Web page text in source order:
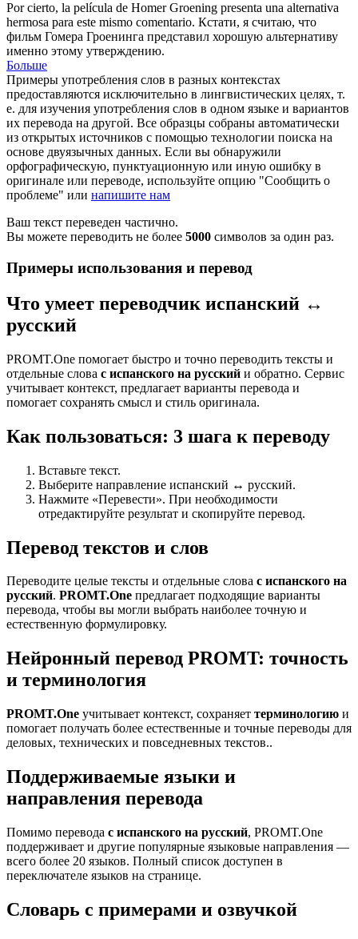
Por cierto, la película de HomerGroening presenta una alternativa
hermosa para este mismo comentario. Кстати, я считаю, что
фильм Гомера Гроенинга представил хорошую альтернативу
именно этому утверждению.
Больше
Примеры употребления слов в разных контекстах
предоставляются исключительно в лингвистических целях, т.
е. для изучения употребления слов в одном языке и вариантов
их перевода на другой. Все образцы собраны автоматически
из открытых источников с помощью технологии поиска на
основе двуязычных данных. Если вы обнаружили
орфографическую, пунктуационную или иную ошибку в
оригинале или переводе, используйте опцию "Сообщить о
проблеме" или напишите нам
Ваш текст переведен частично.
Вы можете переводить не более 5000 символов за один раз.
Примеры использования и перевод
Что умеет переводчик испанский ↔
русский
PROMT.One помогает быстро и точно переводить тексты и
отдельные слова с испанского на русский и обратно. Сервис
учитывает контекст, предлагает варианты перевода и
помогает сохранять смысл и стиль оригинала.
Как пользоваться: 3 шага к переводу
Вставьте текст.
Выберите направление испанский ↔ русский.
Нажмите «Перевести». При необходимости
отредактируйте результат и скопируйте перевод.
Перевод текстов и слов
Переводите целые тексты и отдельные слова с испанского на
русский. PROMT.One предлагает подходящие варианты
перевода, чтобы вы могли выбрать наиболее точную и
естественную формулировку.
Нейронный перевод PROMT: точность
и терминология
PROMT.One учитывает контекст, сохраняет терминологию и
помогает получать более естественные и точные переводы для
деловых, технических и повседневных текстов..
Поддерживаемые языки и
направления перевода
Помимо перевода с испанского на русский, PROMT.One
поддерживает и другие популярные языковые направления —
всего более 20 языков. Полный список доступен в
переключателе языков на странице.
Словарь с примерами и озвучкой